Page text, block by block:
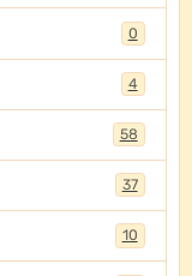
0
4
58
37
10